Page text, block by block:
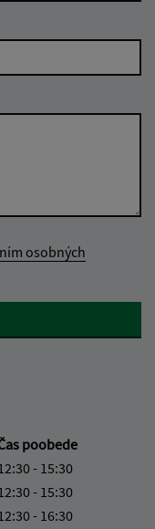
osobných
poobede
- 15:30
- 15:30
- 16:30